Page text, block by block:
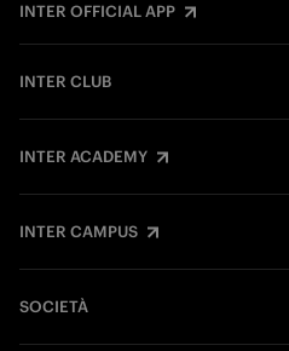
INTER OFFICIAL APP
INTER CLUB
INTER ACADEMY
INTER CAMPUS
SOCIETÀ